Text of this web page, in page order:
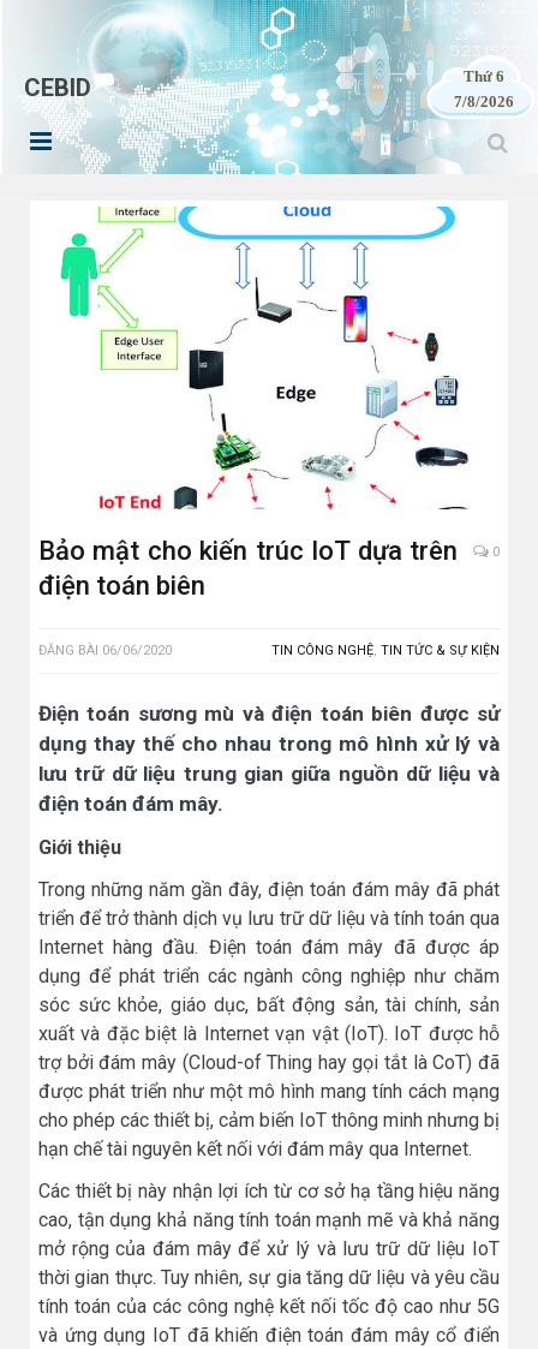
CEBID
Thứ 6
7/8/2026
Bảo mật cho kiến trúc IoT dựa trên
điện toán biên
0
ĐĂNG BÀI 06/06/2020 TIN CÔNG NGHỆ, TIN TỨC & SỰ KIỆN
Điện toán sương mù và điện toán biên được sử
dụng thay thế cho nhau trong mô hình xử lý và
lưu trữ dữ liệu trung gian giữa nguồn dữ liệu và
điện toán đám mây.
Giới thiệu
Trong những năm gần đây, điện toán đám mây đã phát
triển để trở thành dịch vụ lưu trữ dữ liệu và tính toán qua
Internet hàng đầu. Điện toán đám mây đã được áp
dụng để phát triển các ngành công nghiệp như chăm
sóc sức khỏe, giáo dục, bất động sản, tài chính, sản
xuất và đặc biệt là Internet vạn vật (IoT). IoT được hỗ
trợ bởi đám mây (Cloud-of Thing hay gọi tắt là CoT) đã
được phát triển như một mô hình mang tính cách mạng
cho phép các thiết bị, cảm biến IoT thông minh nhưng bị
hạn chế tài nguyên kết nối với đám mây qua Internet.
Các thiết bị này nhận lợi ích từ cơ sở hạ tầng hiệu năng
cao, tận dụng khả năng tính toán mạnh mẽ và khả năng
mở rộng của đám mây để xử lý và lưu trữ dữ liệu IoT
thời gian thực. Tuy nhiên, sự gia tăng dữ liệu và yêu cầu
tính toán của các công nghệ kết nối tốc độ cao như 5G
và ứng dụng IoT đã khiến điện toán đám mây cổ điển